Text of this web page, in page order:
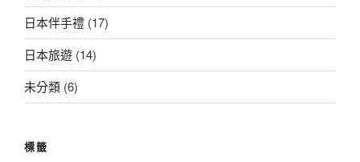
日本伴手禮 (17)
日本旅遊 (14)
未分類 (6)
標籤